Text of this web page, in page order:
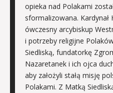
opieka nad Polakami
sformalizowana. Kardynał
ówczesny arcybiskup
i potrzeby religijne
Siedliską, fundatorkę
Nazaretanek i ich ojca
aby założyli stałą misję
Polakami. Z Matką